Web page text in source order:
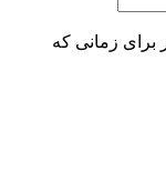
برای زمانی که